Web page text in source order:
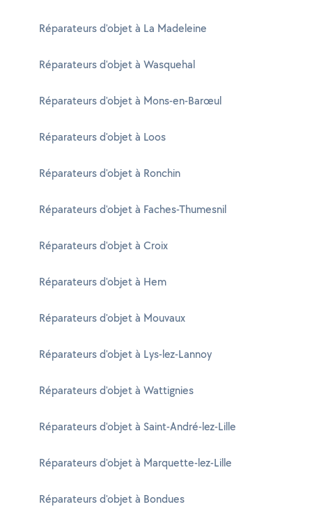
Réparateurs d'objet à La Madeleine
Réparateurs d'objet à Wasquehal
Réparateurs d'objet à Mons-en-Barœul
Réparateurs d'objet à Loos
Réparateurs d'objet à Ronchin
Réparateurs d'objet à Faches-Thumesnil
Réparateurs d'objet à Croix
Réparateurs d'objet à Hem
Réparateurs d'objet à Mouvaux
Réparateurs d'objet à Lys-lez-Lannoy
Réparateurs d'objet à Wattignies
Réparateurs d'objet à Saint-André-lez-Lille
Réparateurs d'objet à Marquette-lez-Lille
Réparateurs d'objet à Bondues